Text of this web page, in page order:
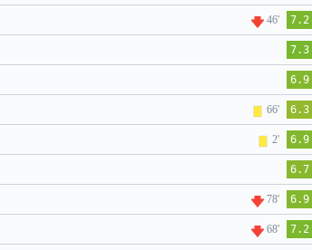
46' 7.2
7.3
6.9
66' 6.3
2' 6.9
6.7
78' 6.9
68' 7.2